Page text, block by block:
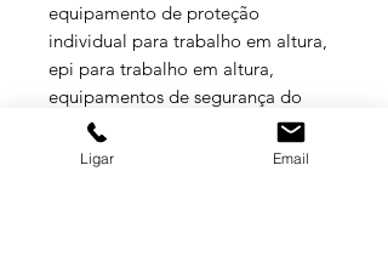
equipamento de proteção
individual para trabalho em altura,
epi para trabalho em altura,
equipamentos de segurança do
trabalho,epc trabalho em altura,
Hercules.
Ligar Email